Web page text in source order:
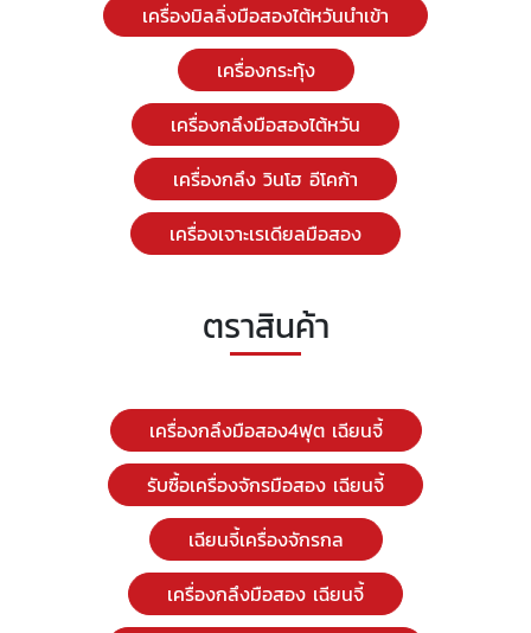
เครื่องมิลลิ่งมือสองไต้หวันนำเข้า
เครื่องกระทุ้ง
เครื่องกลึงมือสองไต้หวัน
เครื่องกลึง วินโฮ อีโคก้า
เครื่องเจาะเรเดียลมือสอง
ตราสินค้า
เครื่องกลึงมือสอง4ฟุต เฉียนจี้
รับซื้อเครื่องจักรมือสอง เฉียนจี้
เฉียนจี้เครื่องจักรกล
เครื่องกลึงมือสอง เฉียนจี้